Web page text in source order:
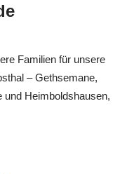
Familien für unsere
– Gethsemane,
und Heimboldshausen,